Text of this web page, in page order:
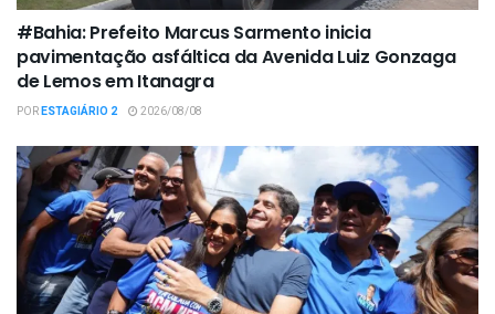
#Bahia: Prefeito Marcus Sarmento inicia
pavimentação asfáltica da Avenida Luiz Gonzaga
de Lemos em Itanagra
PORESTAGIÁRIO 2 2026/08/08